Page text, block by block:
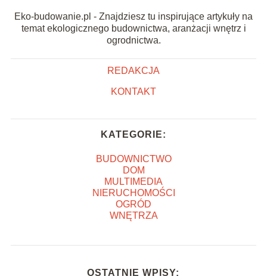
Eko-budowanie.pl - Znajdziesz tu inspirujące artykuły na
temat ekologicznego budownictwa, aranżacji wnętrz i
ogrodnictwa.
REDAKCJA
KONTAKT
KATEGORIE:
BUDOWNICTWO
DOM
MULTIMEDIA
NIERUCHOMOŚCI
OGRÓD
WNĘTRZA
OSTATNIE WPISY: